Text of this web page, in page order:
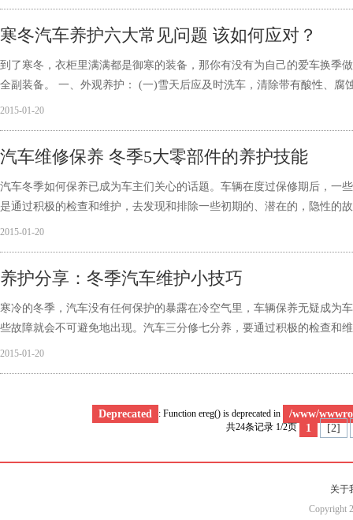
寒冬汽车养护六大常见问题 该如何应对？
到了寒冬，衣柜里满满都是御寒的装备，那你有没有为自己的爱车换季
全副装备。 一、外观养护： (一)雪天后应及时洗车，清除带有酸性、腐
2015-01-20
汽车维修保养 冬季5大零部件的养护技能
汽车冬季如何保养已成为车主们关心的话题。车辆在度过保修期后，一
是通过积极的检查和维护，去发现和排除一些初期的、潜在的，隐性的
2015-01-20
养护分享：冬季汽车维护小技巧
寒冷的冬季，汽车没有任何保护的暴露在冷空气里，车辆保养无疑成为
些故障就会不可避免地出现。汽车三分修七分养，要通过积极的检查和
2015-01-20
Deprecated : Function ereg() is deprecated in /www/
共24条记录 1/2页 1 [2]
关于
Copyright